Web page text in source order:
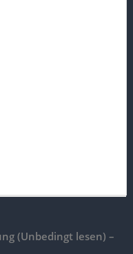
(Unbedingt lesen) –